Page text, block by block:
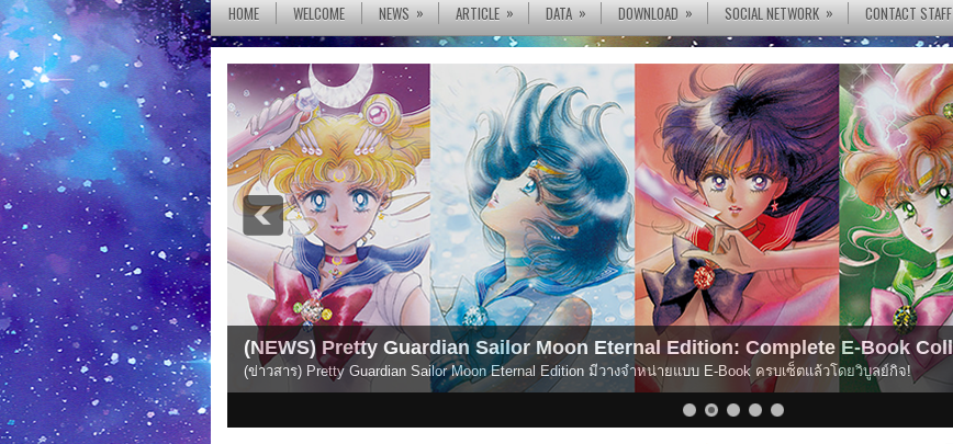
HOME WELCOME NEWS » ARTICLE » DATA » DOWNLOAD » SOCIAL NETWORK » CONTACT STAFF
Now! (NEWS) Pretty Guardian Sailor Moon Now Available for Global Streaming.
(ข่าวสาร) อนิเมะ Pretty Guardian Sailor Moon เปิดให้รับชมได้แล้วบนระบบสตรีมมิ่ง
1 2 3 4